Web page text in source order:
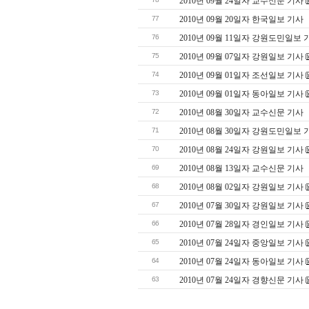
77 2010년 09월 20일자 한국일보 기사
76 2010년 09월 11일자 강원도민일보
75 2010년 09월 07일자 강원일보 기사
74 2010년 09월 01일자 조선일보 기사
73 2010년 09월 01일자 동아일보 기사
72 2010년 08월 30일자 교수신문 기사
71 2010년 08월 30일자 강원도민일보
70 2010년 08월 24일자 강원일보 기사
69 2010년 08월 13일자 교수신문 기사
68 2010년 08월 02일자 강원일보 기사
67 2010년 07월 30일자 강원일보 기사
66 2010년 07월 28일자 경인일보 기사
65 2010년 07월 24일자 중앙일보 기사
64 2010년 07월 24일자 동아일보 기사
63 2010년 07월 24일자 경향신문 기사